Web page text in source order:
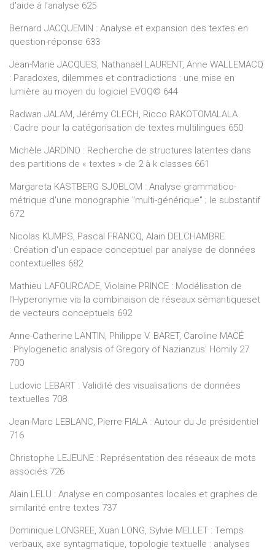
informaticiens, spécialistes de lexicographie et
d'aide à l'analyse 625
Bernard JACQUEMIN : Analyse et expansion des textes en
question-réponse 633
Jean-Marie JACQUES, Nathanaël LAURENT, Anne WALLEMACQ
: Paradoxes, dilemmes et contradictions : une mise en
lumière au moyen du logiciel EVOQ© 644
Radwan JALAM, Jérémy CLECH, Ricco RAKOTOMALALA
: Cadre pour la catégorisation de textes multilingues 650
Michèle JARDINO : Recherche de structures latentes dans
des partitions de « textes » de 2 à k classes 661
Margareta KASTBERG SJÖBLOM : Analyse grammatico-
métrique d'une monographie "multi-générique" ; le substantif
672
Nicolas KUMPS, Pascal FRANCQ, Alain DELCHAMBRE
: Création d'un espace conceptuel par analyse de données
contextuelles 682
Mathieu LAFOURCADE, Violaine PRINCE : Modélisation de
l'Hyperonymie via la combinaison de réseaux sémantiqueset
de vecteurs conceptuels 692
Anne-Catherine LANTIN, Philippe V. BARET, Caroline MACÉ
: Phylogenetic analysis of Gregory of Nazianzus' Homily 27
700
Ludovic LEBART : Validité des visualisations de données
textuelles 708
Jean-Marc LEBLANC, Pierre FIALA : Autour du Je présidentiel
716
Christophe LEJEUNE : Représentation des réseaux de mots
associés 726
Alain LELU : Analyse en composantes locales et graphes de
similarité entre textes 737
Dominique LONGREE, Xuan LONG, Sylvie MELLET : Temps
verbaux, axe syntagmatique, topologie textuelle : analyses